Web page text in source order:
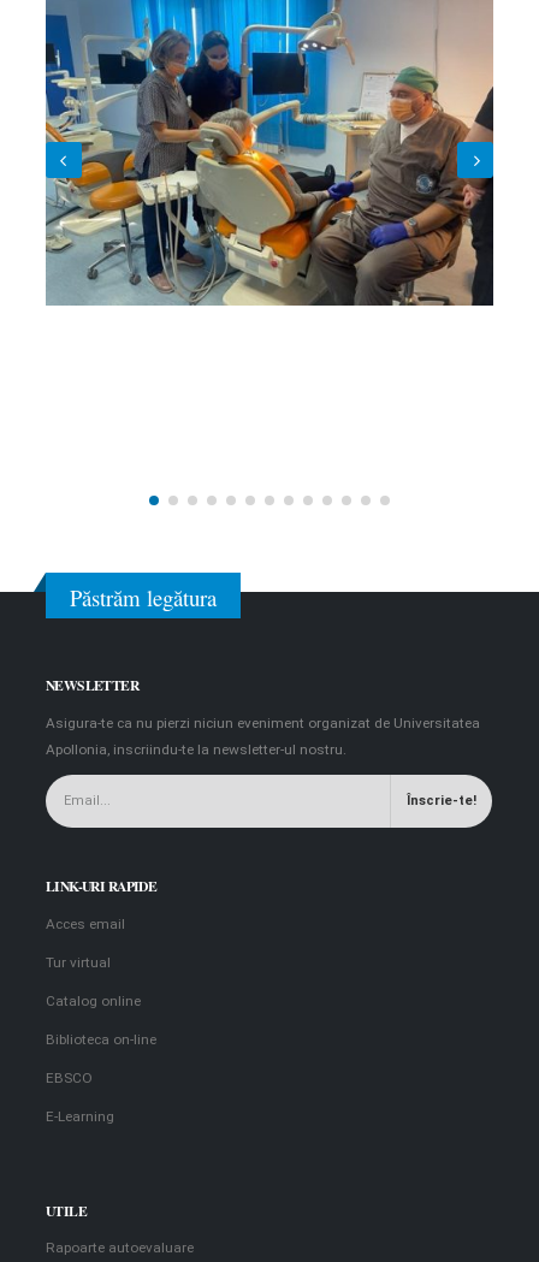
Păstrăm legătura
NEWSLETTER
Asigura-te ca nu pierzi niciun eveniment organizat de Universitatea
Apollonia, inscriindu-te la newsletter-ul nostru.
LINK-URI RAPIDE
Acces email
Tur virtual
Catalog online
Biblioteca on-line
EBSCO
E-Learning
UTILE
Rapoarte autoevaluare